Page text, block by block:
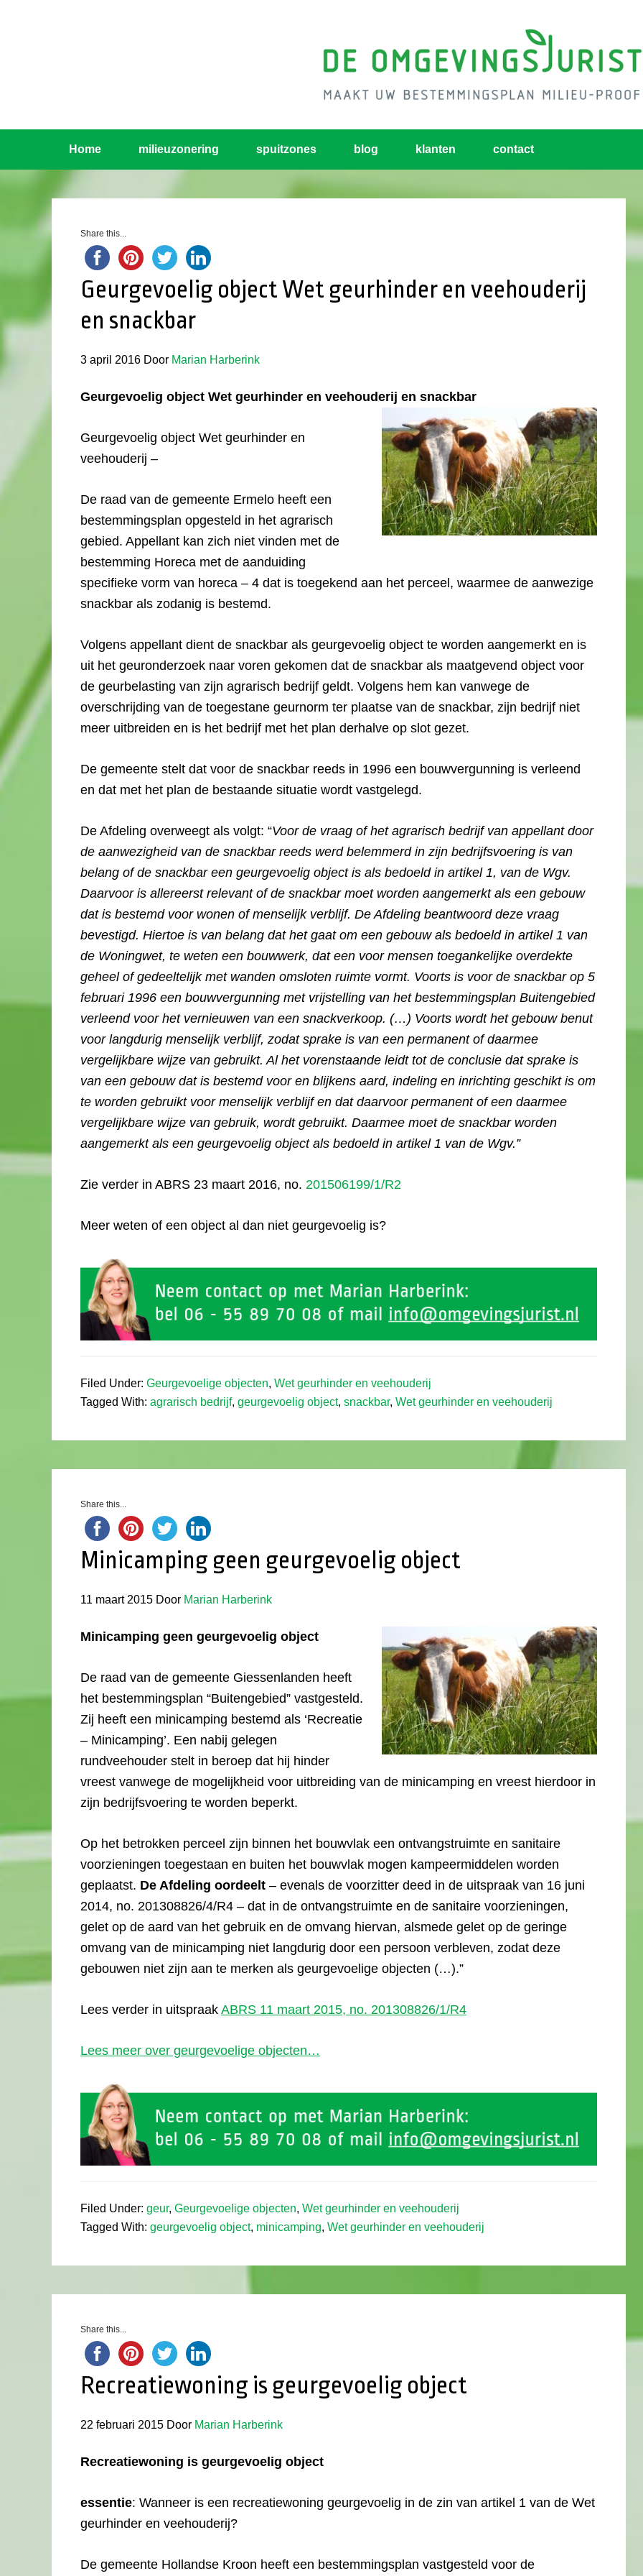
Home milieuzonering spuitzones blog klanten contact
Share this...
Geurgevoelig object Wet geurhinder en veehouderij
en snackbar
3 april 2016 Door Marian Harberink
Geurgevoelig object Wet geurhinder en veehouderij en snackbar
Geurgevoelig object Wet geurhinder en
veehouderij –
De raad van de gemeente Ermelo heeft een
bestemmingsplan opgesteld in het agrarisch
gebied. Appellant kan zich niet vinden met de
bestemming Horeca met de aanduiding
specifieke vorm van horeca – 4 dat is toegekend aan het perceel, waarmee de aanwezige
snackbar als zodanig is bestemd.
Volgens appellant dient de snackbar als geurgevoelig object te worden aangemerkt en is
uit het geuronderzoek naar voren gekomen dat de snackbar als maatgevend object voor
de geurbelasting van zijn agrarisch bedrijf geldt. Volgens hem kan vanwege de
overschrijding van de toegestane geurnorm ter plaatse van de snackbar, zijn bedrijf niet
meer uitbreiden en is het bedrijf met het plan derhalve op slot gezet.
De gemeente stelt dat voor de snackbar reeds in 1996 een bouwvergunning is verleend
en dat met het plan de bestaande situatie wordt vastgelegd.
De Afdeling overweegt als volgt: “Voor de vraag of het agrarisch bedrijf van appellant door
de aanwezigheid van de snackbar reeds werd belemmerd in zijn bedrijfsvoering is van
belang of de snackbar een geurgevoelig object is als bedoeld in artikel 1, van de Wgv.
Daarvoor is allereerst relevant of de snackbar moet worden aangemerkt als een gebouw
dat is bestemd voor wonen of menselijk verblijf. De Afdeling beantwoord deze vraag
bevestigd. Hiertoe is van belang dat het gaat om een gebouw als bedoeld in artikel 1 van
de Woningwet, te weten een bouwwerk, dat een voor mensen toegankelijke overdekte
geheel of gedeeltelijk met wanden omsloten ruimte vormt. Voorts is voor de snackbar op 5
februari 1996 een bouwvergunning met vrijstelling van het bestemmingsplan Buitengebied
verleend voor het vernieuwen van een snackverkoop. (…) Voorts wordt het gebouw benut
voor langdurig menselijk verblijf, zodat sprake is van een permanent of daarmee
vergelijkbare wijze van gebruikt. Al het vorenstaande leidt tot de conclusie dat sprake is
van een gebouw dat is bestemd voor en blijkens aard, indeling en inrichting geschikt is om
te worden gebruikt voor menselijk verblijf en dat daarvoor permanent of een daarmee
vergelijkbare wijze van gebruik, wordt gebruikt. Daarmee moet de snackbar worden
aangemerkt als een geurgevoelig object als bedoeld in artikel 1 van de Wgv.”
Zie verder in ABRS 23 maart 2016, no. 201506199/1/R2
Meer weten of een object al dan niet geurgevoelig is?
Filed Under: Geurgevoelige objecten, Wet geurhinder en veehouderij
Tagged With: agrarisch bedrijf, geurgevoelig object, snackbar, Wet geurhinder en veehouderij
Share this...
Minicamping geen geurgevoelig object
11 maart 2015 Door Marian Harberink
Minicamping geen geurgevoelig object
De raad van de gemeente Giessenlanden heeft
het bestemmingsplan “Buitengebied” vastgesteld.
Zij heeft een minicamping bestemd als ‘Recreatie
– Minicamping’. Een nabij gelegen
rundveehouder stelt in beroep dat hij hinder
vreest vanwege de mogelijkheid voor uitbreiding van de minicamping en vreest hierdoor in
zijn bedrijfsvoering te worden beperkt.
Op het betrokken perceel zijn binnen het bouwvlak een ontvangstruimte en sanitaire
voorzieningen toegestaan en buiten het bouwvlak mogen kampeermiddelen worden
geplaatst. De Afdeling oordeelt – evenals de voorzitter deed in de uitspraak van 16 juni
2014, no. 201308826/4/R4 – dat in de ontvangstruimte en de sanitaire voorzieningen,
gelet op de aard van het gebruik en de omvang hiervan, alsmede gelet op de geringe
omvang van de minicamping niet langdurig door een persoon verbleven, zodat deze
gebouwen niet zijn aan te merken als geurgevoelige objecten (…).”
Lees verder in uitspraak ABRS 11 maart 2015, no. 201308826/1/R4
Lees meer over geurgevoelige objecten…
Filed Under: geur, Geurgevoelige objecten, Wet geurhinder en veehouderij
Tagged With: geurgevoelig object, minicamping, Wet geurhinder en veehouderij
Share this...
Recreatiewoning is geurgevoelig object
22 februari 2015 Door Marian Harberink
Recreatiewoning is geurgevoelig object
essentie: Wanneer is een recreatiewoning geurgevoelig in de zin van artikel 1 van de Wet
geurhinder en veehouderij?
De gemeente Hollandse Kroon heeft een bestemmingsplan vastgesteld voor de